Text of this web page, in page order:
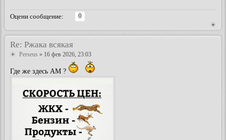
Оцени сообщение:
0
Re: Ржака всякая
Perseus » 16 фев 2026, 23:03
Где же здесь АМ ?